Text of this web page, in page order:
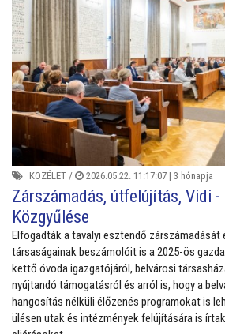
KÖZÉLET / 2026.05.22. 11:17:07 | 3 hónapja
Zárszámadás, útfelújítás, Vidi
Közgyűlése
Elfogadták a tavalyi esztendő zárszámadását
társaságainak beszámolóit is a 2025-ös
kettő óvoda igazgatójáról, belvárosi
nyújtandó támogatásról és arról is, hogy a
hangosítás nélküli élőzenés programokat is
ülésen utak és intézmények felújítására is